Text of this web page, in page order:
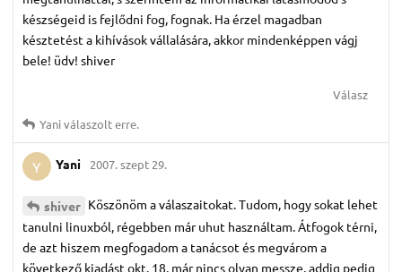
készségeid is fejlődni fog, fognak. Ha érzel magadban
késztetést a kihívások vállalására, akkor mindenképpen vágj
bele! üdv! shiver
Válasz
Yaniválaszolt erre.
Y Yani 2007. szept 29.
shiver Köszönöm a válaszaitokat. Tudom, hogy sokat lehet
tanulni linuxból, régebben már uhut használtam. Átfogok térni,
de azt hiszem megfogadom a tanácsot és megvárom a
következő kiadást okt. 18. már nincs olyan messze, addig pedig